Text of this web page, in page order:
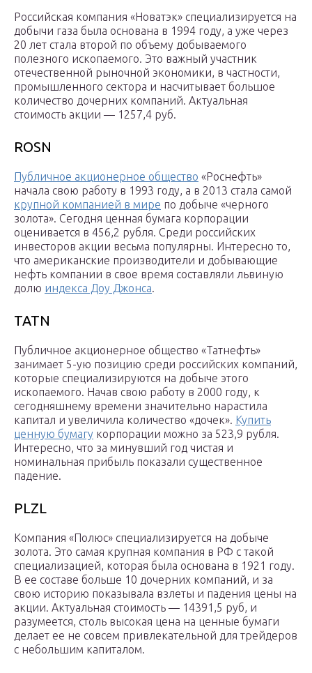
Российская компания «Новатэк» специализируется на
добычи газа была основана в 1994 году, а уже через
20 лет стала второй по объему добываемого
полезного ископаемого. Это важный участник
отечественной рыночной экономики, в частности,
промышленного сектора и насчитывает большое
количество дочерних компаний. Актуальная
стоимость акции — 1257,4 руб.
ROSN
Публичное акционерное общество «Роснефть»
начала свою работу в 1993 году, а в 2013 стала самой
крупной компанией в мире по добыче «черного
золота». Сегодня ценная бумага корпорации
оценивается в 456,2 рубля. Среди российских
инвесторов акции весьма популярны. Интересно то,
что американские производители и добывающие
нефть компании в свое время составляли львиную
долю индекса Доу Джонса.
TATN
Публичное акционерное общество «Татнефть»
занимает 5-ую позицию среди российских компаний,
которые специализируются на добыче этого
ископаемого. Начав свою работу в 2000 году, к
сегодняшнему времени значительно нарастила
капитал и увеличила количество «дочек». Купить
ценную бумагу корпорации можно за 523,9 рубля.
Интересно, что за минувший год чистая и
номинальная прибыль показали существенное
падение.
PLZL
Компания «Полюс» специализируется на добыче
золота. Это самая крупная компания в РФ с такой
специализацией, которая была основана в 1921 году.
В ее составе больше 10 дочерних компаний, и за
свою историю показывала взлеты и падения цены на
акции. Актуальная стоимость — 14391,5 руб, и
разумеется, столь высокая цена на ценные бумаги
делает ее не совсем привлекательной для трейдеров
с небольшим капиталом.